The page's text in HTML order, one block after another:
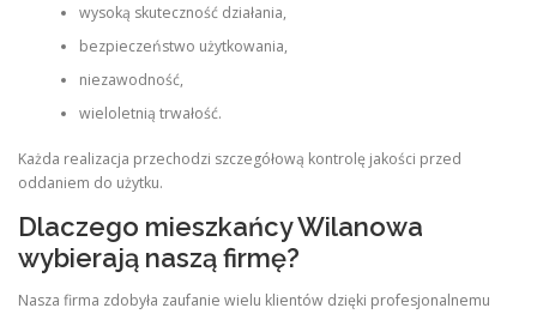
wysoką skuteczność działania,
bezpieczeństwo użytkowania,
niezawodność,
wieloletnią trwałość.
Każda realizacja przechodzi szczegółową kontrolę jakości przed
oddaniem do użytku.
Dlaczego mieszkańcy Wilanowa
wybierają naszą firmę?
Nasza firma zdobyła zaufanie wielu klientów dzięki profesjonalnemu